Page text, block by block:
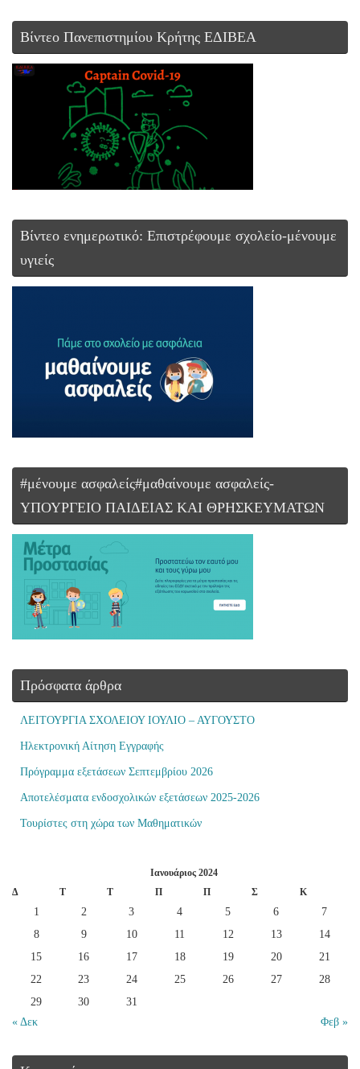
Βίντεο Πανεπιστημίου Κρήτης ΕΔΙΒΕΑ
Βίντεο ενημερωτικό: Επιστρέφουμε σχολείο-μένουμε
υγιείς
#μένουμε ασφαλείς#μαθαίνουμε ασφαλείς-
ΥΠΟΥΡΓΕΙΟ ΠΑΙΔΕΙΑΣ ΚΑΙ ΘΡΗΣΚΕΥΜΑΤΩΝ
Πρόσφατα άρθρα
ΛΕΙΤΟΥΡΓΙΑ ΣΧΟΛΕΙΟΥ ΙΟΥΛΙΟ – ΑΥΓΟΥΣΤΟ
Ηλεκτρονική Αίτηση Εγγραφής
Πρόγραμμα εξετάσεων Σεπτεμβρίου 2026
Αποτελέσματα ενδοσχολικών εξετάσεων 2025-2026
Τουρίστες στη χώρα των Μαθηματικών
Ιανουάριος 2024
Δ
Τ Τ Π Π Σ Κ
« Δεκ Φεβ »
1 2 3 4 5 6
7
8
9 10 11 12 13
14
15
16 17 18 19 20
21
22
23 24 25 26 27
28
29
30 31